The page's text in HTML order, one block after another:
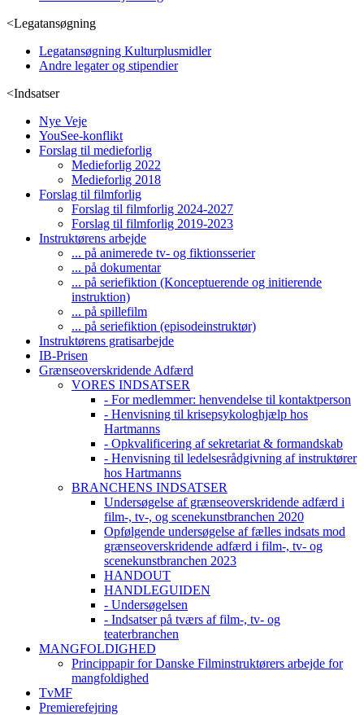
<Legatansøgning
Legatansøgning Kulturplusmidler
Andre legater og stipendier
<Indsatser
Nye Veje
YouSee-konflikt
Forslag til medieforlig
Medieforlig 2022
Medieforlig 2018
Forslag til filmforlig
Forslag til filmforlig 2024-2027
Forslag til filmforlig 2019-2023
Instruktørens arbejde
... på animerede tv- og fiktionsserier
... på dokumentar
... på seriefiktion (Konceptuerende og initierende
instruktion)
... på spillefilm
... på seriefiktion (episodeinstruktør)
Instruktørens gratisarbejde
IB-Prisen
Grænseoverskridende Adfærd
VORES INDSATSER
- For medlemmer: henvendelse til kontaktperson
- Henvisning til krisepsykologhjælp hos
Hartmanns
- Opkvalificering af sekretariat & formandskab
- Henvisning til ledelsesrådgivning af instruktører
hos Hartmanns
BRANCHENS INDSATSER
Undersøgelse af grænseoverskridende adfærd i
film-, tv-, og scenekunstbranchen 2020
Opfølgende undersøgelse af fælles indsats mod
grænseoverskridende adfærd i film-, tv- og
scenekunstbranchen 2023
HANDOUT
HANDLEGUIDEN
- Undersøgelsen
- Indsatser på tværs af film-, tv- og
teaterbranchen
MANGFOLDIGHED
Princippapir for Danske Filminstruktørers arbejde for
mangfoldighed
TvMF
Premierefejring